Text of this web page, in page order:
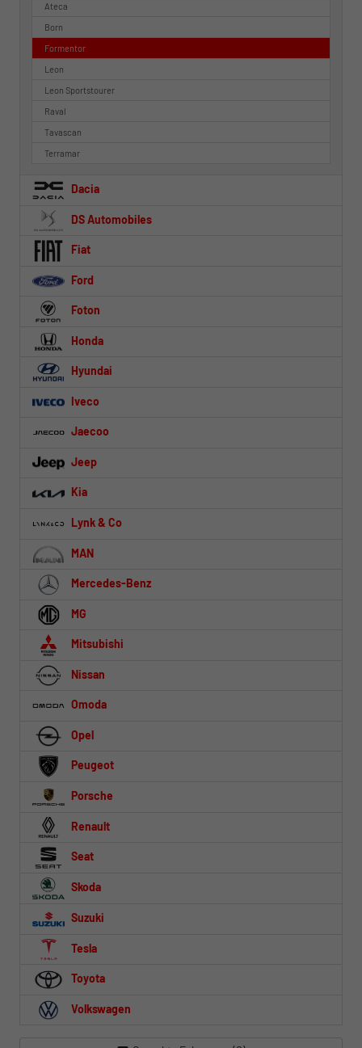
Ateca
Born
Formentor
Leon
Leon Sportstourer
Raval
Tavascan
Terramar
Dacia
DS Automobiles
Fiat
Ford
Foton
Honda
Hyundai
Iveco
Jaecoo
Jeep
Kia
Lynk & Co
MAN
Mercedes-Benz
MG
Mitsubishi
Nissan
Omoda
Opel
Peugeot
Porsche
Renault
Seat
Skoda
Suzuki
Tesla
Toyota
Volkswagen